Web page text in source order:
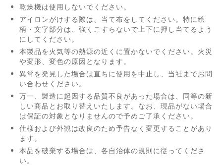
乾燥機は使用しないでください。
アイロンがけする際は、当て布をしてください。特に絵
柄・文字部分は、強くこすらないで上下に押し当てるよう
にしてください。
本製品を火気等の熱源の近くに置かないでください。火災
や変形、変色の原因となります。
異常を発見した場合は直ちに使用を中止し、当社までお問
い合わせください。
万一、製造に起因する品質不良があった場合は、同等の新
しい商品とお取り替えいたします。なお、現品がない場合
は保証の対象となりませんので予めご了承ください。
仕様および外観は改良のため予告なく変更することがあり
ます。
本品を破棄する場合は、各自治体の規則に従ってくださ
い。